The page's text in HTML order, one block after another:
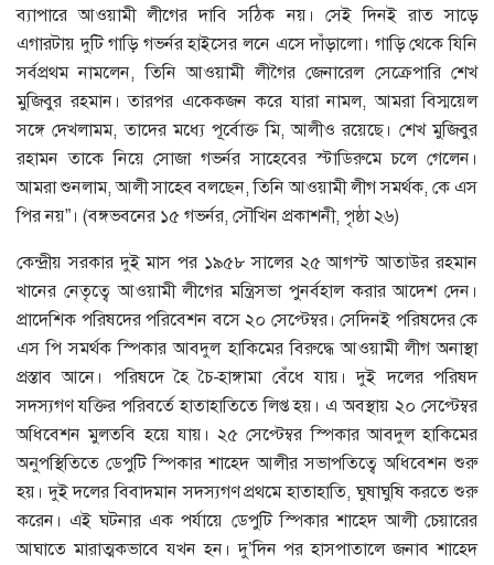
ব্যাপারে আওয়ামী লীগের দাবি সঠিক নয়। সেই দিনই রাত সাড়ে
এগারটায় দুটি গাড়ি গভর্নর হাইসের লনে এসে দাঁড়ালো। গাড়ি থেকে যিনি
সর্বপ্রথম নামলেন, তিনি আওয়ামী লীগৈর জেনারেল সেক্রেপারি শেখ
মুজিবুর রহমান। তারপর একেকজন করে যারা নামল, আমরা বিস্ময়েল
সঙ্গে দেখলামম, তাদের মধ্যে পূর্বোক্ত মি, আলীও রয়েছে। শেখ মুজিবুর
রহামন তাকে নিয়ে সোজা গভর্নর সাহেবের স্টাডিরুমে চলে গেলেন।
আমরা শুনলাম, আলী সাহেব বলছেন, তিনি আওয়ামী লীগ সমর্থক, কে এস
পির নয়”। (বঙ্গভবনের ১৫ গভর্নর, সৌখিন প্রকাশনী, পৃষ্ঠা ২৬)
কেন্দ্রীয় সরকার দুই মাস পর ১৯৫৮ সালের ২৫ আগস্ট আতাউর রহমান
খানের নেতৃত্বে আওয়ামী লীগের মন্ত্রিসভা পুনর্বহাল করার আদেশ দেন।
প্রাদেশিক পরিষদের পরিবেশন বসে ২০ সেপ্টেম্বর। সেদিনই পরিষদের কে
এস পি সমর্থক স্পিকার আবদুল হাকিমের বিরুদ্ধে আওয়ামী লীগ অনাস্থা
প্রস্তাব আনে। পরিষদে হৈ চৈ-হাঙ্গামা বেঁধে যায়। দুই দলের পরিষদ
সদস্যগণ যক্তির পরিবর্তে হাতাহাতিতে লিপ্ত হয়। এ অবস্থায় ২০ সেপ্টেম্বর
অধিবেশন মুলতবি হয়ে যায়। ২৫ সেপ্টেম্বর স্পিকার আবদুল হাকিমের
অনুপস্থিতিতে ডেপুটি স্পিকার শাহেদ আলীর সভাপতিত্বে অধিবেশন শুরু
হয়। দুই দলের বিবাদমান সদস্যগণ প্রথমে হাতাহাতি, ঘুষাঘুষি করতে শুরু
করেন। এই ঘটনার এক পর্যায়ে ডেপুটি স্পিকার শাহেদ আলী চেয়ারের
আঘাতে মারাত্মকভাবে যখন হন। দু’দিন পর হাসপাতালে জনাব শাহেদ